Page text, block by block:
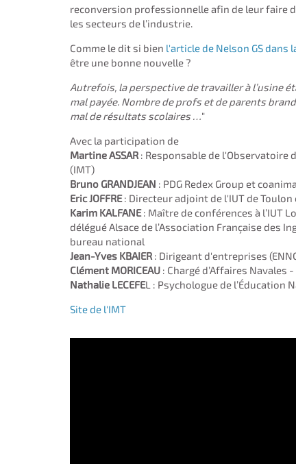
reconversion professionnelle afin de leur faire
les secteurs de l’industrie.
Comme le dit si bien l'article de Nelson GS dans
être une bonne nouvelle ?
Autrefois, la perspective de travailler à l’usine
mal payée. Nombre de profs et de parents
mal de résultats scolaires … "
Avec la participation de
Martine ASSAR : Responsable de l'Observatoire
(IMT)
Bruno GRANDJEAN : PDG Redex Group et
Eric JOFFRE: Directeur adjoint de l'IUT de
Karim KALFANE: Maître de conférences à l’IUT
délégué Alsace de l’Association Française des
bureau national
Jean-Yves KBAIER : Dirigeant d'entreprises
Clément MORICEAU : Chargé d’Affaires Navales -
Nathalie LECEFEL : Psychologue de l’Éducation
Site de l'IMT